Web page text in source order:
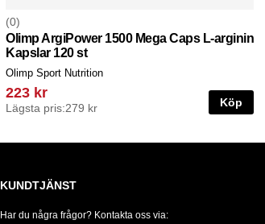
0
Olimp ArgiPower 1500 Mega Caps L-arginin
Kapslar 120 st
Olimp Sport Nutrition
223 kr
Lägsta pris:279 kr Köp
KUNDTJÄNST
Har du några frågor? Kontakta oss via: